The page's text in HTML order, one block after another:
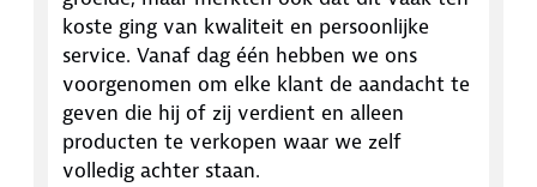
koste ging van kwaliteit en persoonlijke
service. Vanaf dag één hebben we ons
voorgenomen om elke klant de aandacht te
geven die hij of zij verdient en alleen
producten te verkopen waar we zelf
volledig achter staan.